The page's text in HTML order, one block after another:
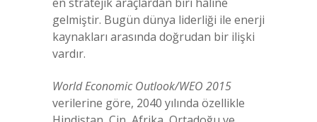
gelmiştir. Bugün dünya liderliği ile enerji
kaynakları arasında doğrudan bir ilişki
vardır.
World Economic Outlook/WEO 2015
verilerine göre, 2040 yılında özellikle